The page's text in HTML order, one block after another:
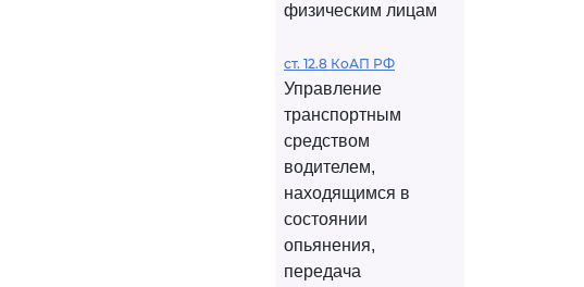
физическим лицам
ст. 12.8 КоАП РФ
Управление
транспортным
средством
водителем,
находящимся в
состоянии
опьянения,
передача